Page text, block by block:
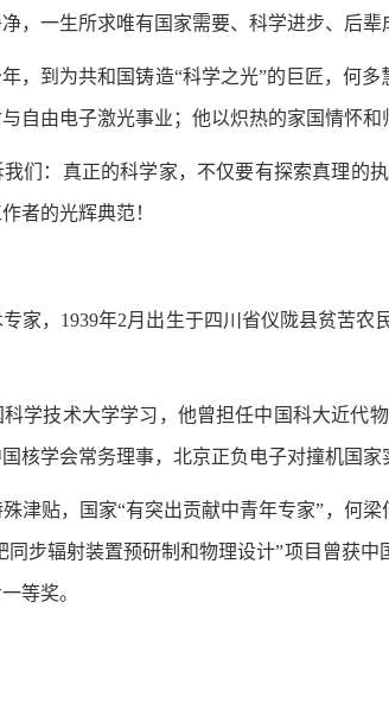
，一生所求唯有国家需要、科学进步、后
，到为共和国铸造“科学之光”的巨匠，何
自由电子激光事业；他以炽热的家国情怀和
们：真正的科学家，不仅要有探索真理的
者的光辉典范！
家，1939年2月出生于四川省仪陇县贫苦
科学技术大学学习，他曾担任中国科大近
核学会常务理事，北京正负电子对撞机国
津贴，国家“有突出贡献中青年专家”，何
同步辐射装置预研制和物理设计”项目曾获
等奖。